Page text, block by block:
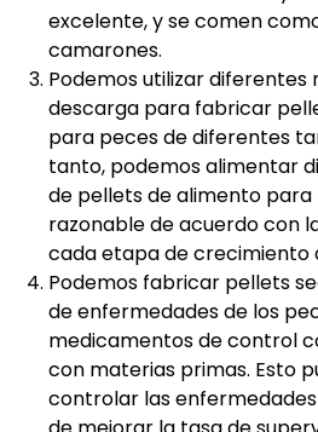
excelente, y se comen
camarones.
Podemos utilizar diferentes
descarga para fabricar
para peces de diferentes
tanto, podemos alimentar
de pellets de alimento
razonable de acuerdo con
cada etapa de crecimiento
Podemos fabricar pellets
de enfermedades de los
medicamentos de control
con materias primas. Esto
controlar las